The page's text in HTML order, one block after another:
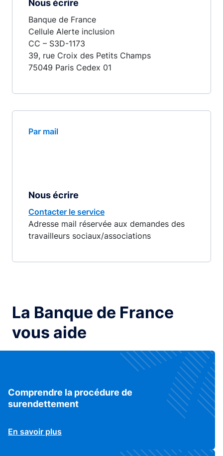
Nous écrire
Banque de France
Cellule Alerte inclusion
CC – S3D-1173
39, rue Croix des Petits Champs
75049 Paris Cedex 01
Par mail
Nous écrire
Contacter le service
Adresse mail réservée aux demandes des
travailleurs sociaux/associations
La Banque de France
vous aide
Comprendre la procédure de
surendettement
En savoir plus